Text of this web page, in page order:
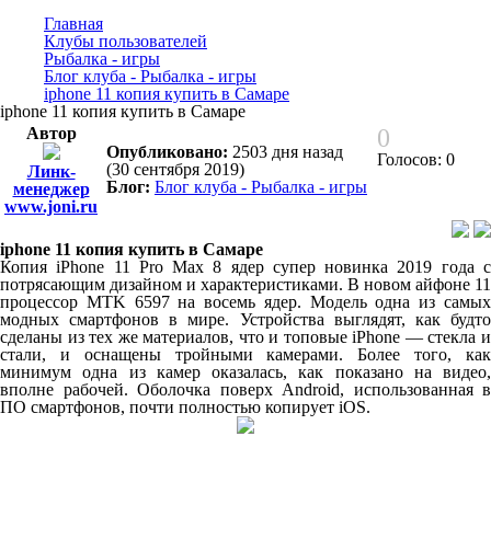
Главная
Клубы пользователей
Рыбалка - игры
Блог клуба - Рыбалка - игры
iphone 11 копия купить в Самаре
iphone 11 копия купить в Самаре
Автор
Линк-
менеджер
www.joni.ru
Опубликовано: 2503 дня назад
(30 сентября 2019)
Блог: Блог клуба - Рыбалка - игры
0
Голосов: 0
iphone 11 копия купить в Самаре
Копия iPhone 11 Pro Max 8 ядер супер новинка 2019 года с
потрясающим дизайном и характеристиками. В новом айфоне 11
процессор MTK 6597 на восемь ядер. Модель одна из самых
модных смартфонов в мире. Устройства выглядят, как будто
сделаны из тех же материалов, что и топовые iPhone — стекла и
стали, и оснащены тройными камерами. Более того, как
минимум одна из камер оказалась, как показано на видео,
вполне рабочей. Оболочка поверх Android, использованная в
ПО смартфонов, почти полностью копирует iOS.